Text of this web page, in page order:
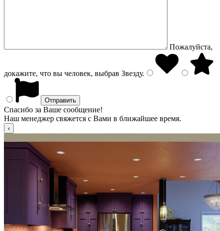
Пожалуйста,
докажите, что вы человек, выбрав Звезду.
Спасибо за Ваше сообщение!
Наш менеджер свяжется с Вами в ближайшее время.